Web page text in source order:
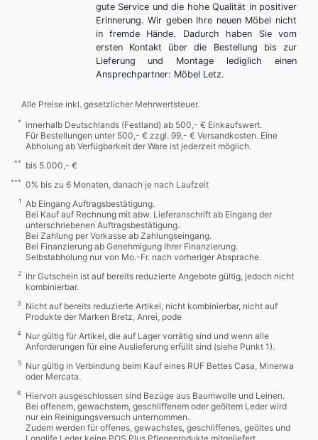
gute Service und die hohe Qualität in positiver
Erinnerung. Wir geben Ihre neuen Möbel nicht
in fremde Hände. Dadurch haben Sie vom
ersten Kontakt über die Bestellung bis zur
Lieferung und Montage lediglich einen
Ansprechpartner: Möbel Letz.
Alle Preise inkl. gesetzlicher Mehrwertsteuer.
*
innerhalb Deutschlands (Festland) ab 500,- € Einkaufswert.
Für Bestellungen unter 500,- € zzgl. 99,- € Versandkosten. Eine
Abholung ab Verfügbarkeit der Ware ist jederzeit möglich.
** bis 5.000,- €
*** 0% bis zu 6 Monaten, danach je nach Laufzeit
1
Ab Eingang Auftragsbestätigung.
Bei Kauf auf Rechnung mit abw. Lieferanschrift ab Eingang der
unterschriebenen Auftragsbestätigung.
Bei Zahlung per Vorkasse ab Zahlungseingang.
Bei Finanzierung ab Genehmigung Ihrer Finanzierung.
Selbstabholung nur von Mo.-Fr. nach vorheriger Absprache.
2
Ihr Gutschein ist auf bereits reduzierte Angebote gültig, jedoch nicht
kombinierbar.
3
Nicht auf bereits reduzierte Artikel, nicht kombinierbar, nicht auf
Produkte der Marken Bretz, Anrei, pode
4
Nur gültig für Artikel, die auf Lager vorrätig sind und wenn alle
Anforderungen für eine Auslieferung erfüllt sind (siehe Punkt 1).
5
Nur gültig in Verbindung beim Kauf eines RUF Bettes Casa, Minerwa
oder Mercata.
6
Hiervon ausgeschlossen sind Bezüge aus Baumwolle und Leinen.
Bei offenem, gewachstem, geschliffenem oder geöltem Leder wird
nur ein Reinigungsversuch unternommen.
Zudem werden für offenes, gewachstes, geschliffenes, geöltes und